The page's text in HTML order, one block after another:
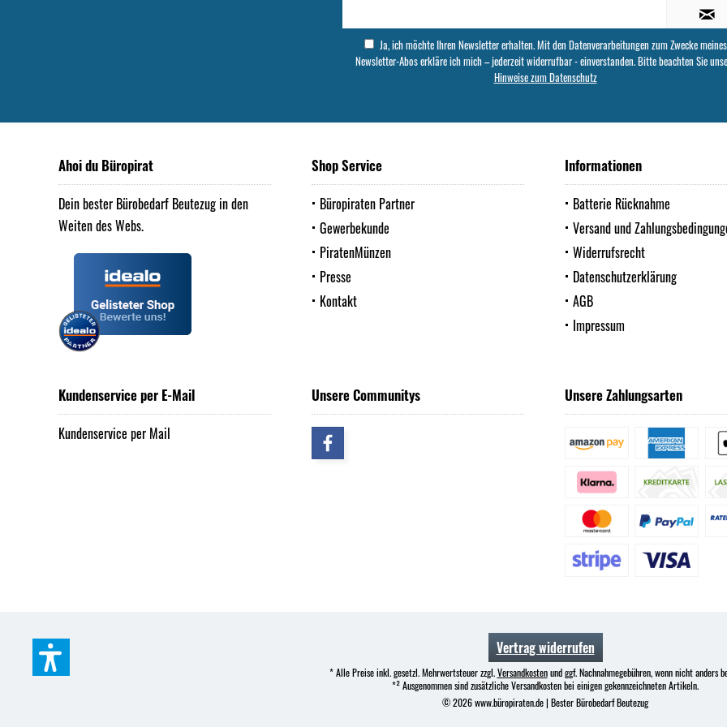
Ja, ich möchte Ihren Newsletter erhalten. Mit den Datenverarbeitungen zum Zwecke meines
Newsletter-Abos erkläre ich mich – jederzeit widerrufbar - einverstanden. Bitte beachten Sie
Hinweise zum Datenschutz
Ahoi du Büropirat
Dein bester Bürobedarf Beutezug in den
Weiten des Webs.
Shop Service
Büropiraten Partner
Gewerbekunde
PiratenMünzen
Presse
Kontakt
Informationen
Batterie Rücknahme
Versand und
Widerrufsrecht
Datenschutzerklärung
AGB
Impressum
Kundenservice per E-Mail
Kundenservice per Mail
Unsere Communitys Unsere Zahlungsarten
Vertrag widerrufen
* Alle Preise inkl. gesetzl. Mehrwertsteuer zzgl.Versandkostenund ggf. Nachnahmegebühren, wenn nicht anders
*² Ausgenommen sind zusätzliche Versandkosten bei einigen gekennzeichneten Artikeln.
© 2026 www.büropiraten.de | Bester Bürobedarf Beutezug